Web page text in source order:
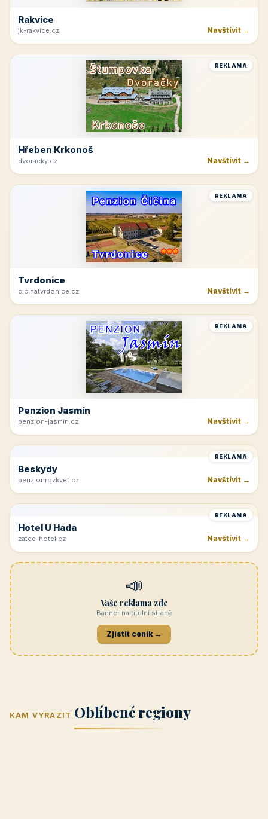
Rakvice
jk-rakvice.cz Navštívit →
REKLAMA
Hřeben Krkonoš
dvoracky.cz Navštívit →
REKLAMA
Tvrdonice
cicinatvrdonice.cz Navštívit →
REKLAMA
Penzion Jasmín
penzion-jasmin.cz Navštívit →
REKLAMA
Beskydy
penzionrozkvet.cz Navštívit →
📣